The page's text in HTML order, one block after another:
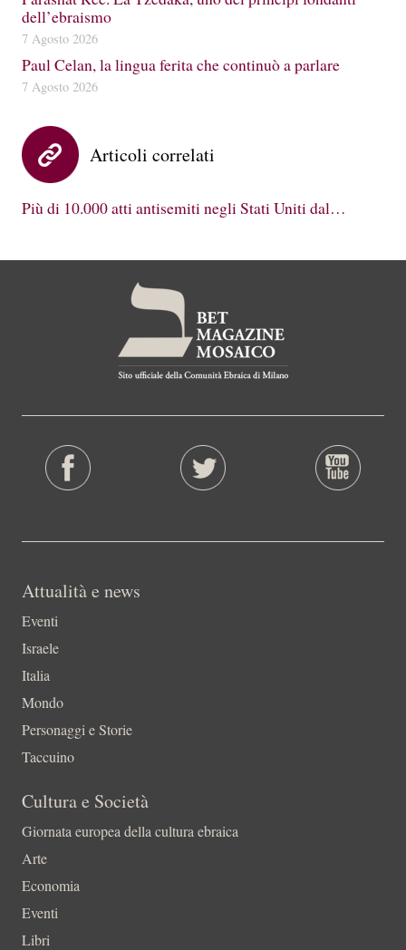
dell’ebraismo
7 Agosto 2026
Paul Celan, la lingua ferita che continuò a parlare
7 Agosto 2026
Articoli correlati
Più di 10.000 atti antisemiti negli Stati Uniti dal…
Attualità e news
Eventi
Israele
Italia
Mondo
Personaggi e Storie
Taccuino
Cultura e Società
Giornata europea della cultura ebraica
Arte
Economia
Eventi
Libri